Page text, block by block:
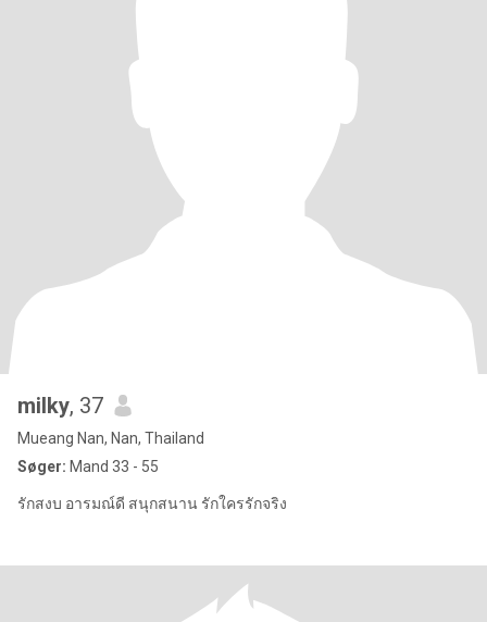
milky, 37
Mueang Nan, Nan, Thailand
Søger: Mand 33 - 55
รักสงบ อารมณ์ดี สนุกสนาน รักใครรักจริง